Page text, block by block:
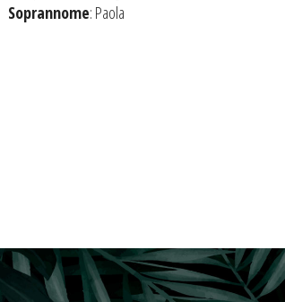
Soprannome: Paola